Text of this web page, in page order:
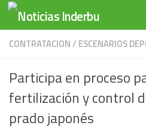
Saltar al contenido
CONTRATACION/ ESCENARIOS
Participa en proceso
fertilización y control
prado japonés